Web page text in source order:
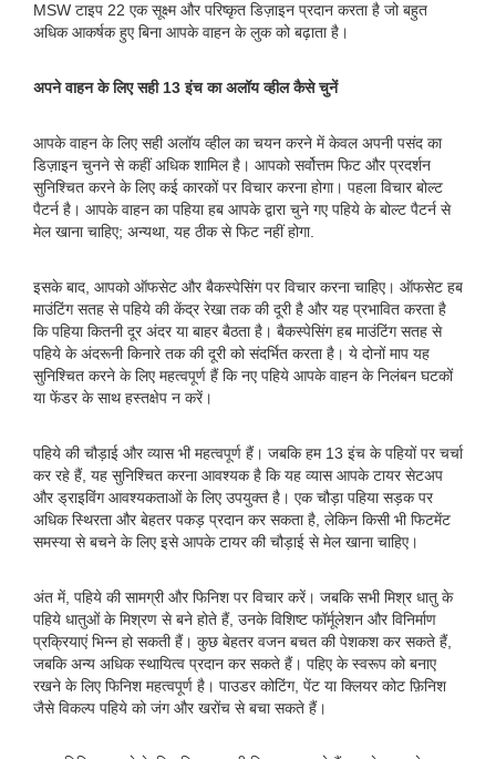
MSW टाइप 22 एक सूक्ष्म और परिष्कृत डिज़ाइन प्रदान करता है जो बहुत
अधिक आकर्षक हुए बिना आपके वाहन के लुक को बढ़ाता है।
अपने वाहन के लिए सही 13 इंच का अलॉय व्हील कैसे चुनें
आपके वाहन के लिए सही अलॉय व्हील का चयन करने में केवल अपनी पसंद का
डिज़ाइन चुनने से कहीं अधिक शामिल है। आपको सर्वोत्तम फिट और प्रदर्शन
सुनिश्चित करने के लिए कई कारकों पर विचार करना होगा। पहला विचार बोल्ट
पैटर्न है। आपके वाहन का पहिया हब आपके द्वारा चुने गए पहिये के बोल्ट पैटर्न से
मेल खाना चाहिए; अन्यथा, यह ठीक से फिट नहीं होगा.
इसके बाद, आपको ऑफसेट और बैकस्पेसिंग पर विचार करना चाहिए। ऑफसेट हब
माउंटिंग सतह से पहिये की केंद्र रेखा तक की दूरी है और यह प्रभावित करता है
कि पहिया कितनी दूर अंदर या बाहर बैठता है। बैकस्पेसिंग हब माउंटिंग सतह से
पहिये के अंदरूनी किनारे तक की दूरी को संदर्भित करता है। ये दोनों माप यह
सुनिश्चित करने के लिए महत्वपूर्ण हैं कि नए पहिये आपके वाहन के निलंबन घटकों
या फेंडर के साथ हस्तक्षेप न करें।
पहिये की चौड़ाई और व्यास भी महत्वपूर्ण हैं। जबकि हम 13 इंच के पहियों पर चर्चा
कर रहे हैं, यह सुनिश्चित करना आवश्यक है कि यह व्यास आपके टायर सेटअप
और ड्राइविंग आवश्यकताओं के लिए उपयुक्त है। एक चौड़ा पहिया सड़क पर
अधिक स्थिरता और बेहतर पकड़ प्रदान कर सकता है, लेकिन किसी भी फिटमेंट
समस्या से बचने के लिए इसे आपके टायर की चौड़ाई से मेल खाना चाहिए।
अंत में, पहिये की सामग्री और फिनिश पर विचार करें। जबकि सभी मिश्र धातु के
पहिये धातुओं के मिश्रण से बने होते हैं, उनके विशिष्ट फॉर्मूलेशन और विनिर्माण
प्रक्रियाएं भिन्न हो सकती हैं। कुछ बेहतर वजन बचत की पेशकश कर सकते हैं,
जबकि अन्य अधिक स्थायित्व प्रदान कर सकते हैं। पहिए के स्वरूप को बनाए
रखने के लिए फिनिश महत्वपूर्ण है। पाउडर कोटिंग, पेंट या क्लियर कोट फ़िनिश
जैसे विकल्प पहिये को जंग और खरोंच से बचा सकते हैं।